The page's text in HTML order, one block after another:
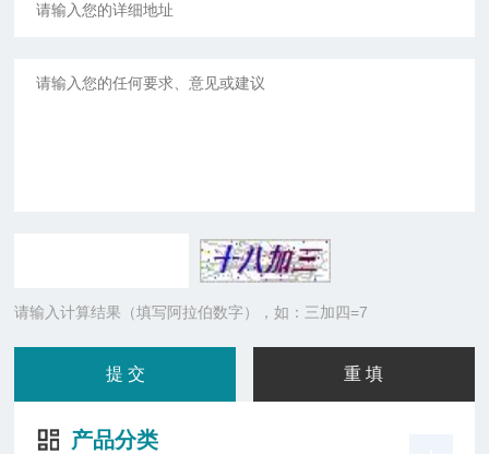
请输入计算结果（填写阿拉伯数字），如：三加四=7
产品分类